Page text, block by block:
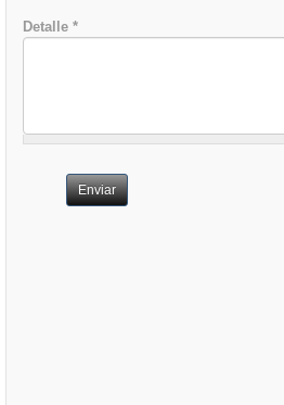
Detalle *
Enviar